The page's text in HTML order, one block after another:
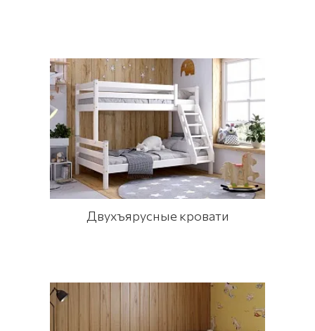
Двухъярусные кровати